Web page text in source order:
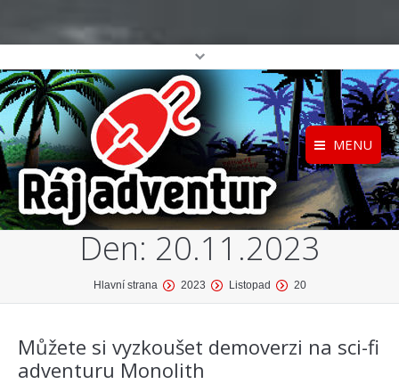
MENU
Registrace
Přihlášení
Home
O projektu
Katalog her
Den: 20.11.2023
Hlavní strana 2023 Listopad 20
Můžete si vyzkoušet demoverzi na sci-fi
adventuru Monolith